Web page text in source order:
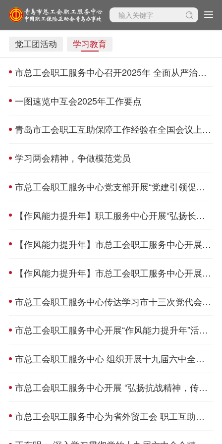
党工团活动 学习教育
市总工会职工服务中心召开2025年 全面从严治党暨党建工作会议
一图速览中互会2025年工作要点
青岛市工会职工互助保障工作经验在全国会议上交流
学习两会精神，争做模范党员
市总工会职工服务中心党支部开展“党建引领促发展 作风提升增效能”主题教育专题党课
【作风能力提升年】职工服务中心开展“弘扬长征精神 提升作风能力”主题党课
【作风能力提升年】市总工会职工服务中心开展“作风能力提升年”活动专题研讨交流
【作风能力提升年】市总工会职工服务中心开展党支部书记讲党课
市总工会职工服务中心传达学习市十三次党代会精神
市总工会职工服务中心开展“作风能力提升年”活动集体学习研讨
市总工会职工服务中心 组织开展十九届六中全会专题学习
市总工会职工服务中心开展 “弘扬抗战精神，传承红色基因”观影活动
市总工会职工服务中心为省外贸工会 职工互助保障培训班授课